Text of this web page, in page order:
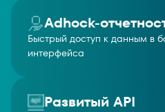
Adhock-
Быстрый доступ к данным в
интерфейса
Развитый API